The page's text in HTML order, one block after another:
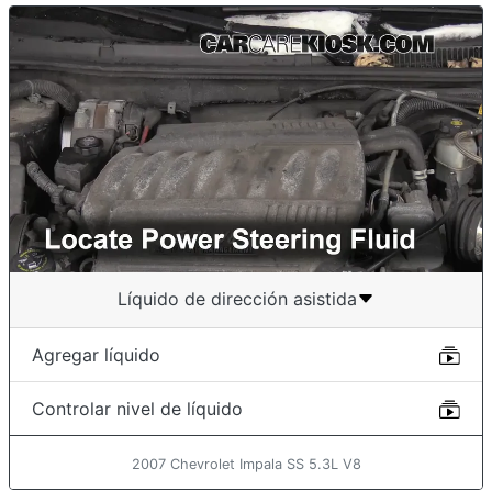
Líquido de dirección asistida
Agregar líquido
Controlar nivel de líquido
2007 Chevrolet Impala SS 5.3L V8